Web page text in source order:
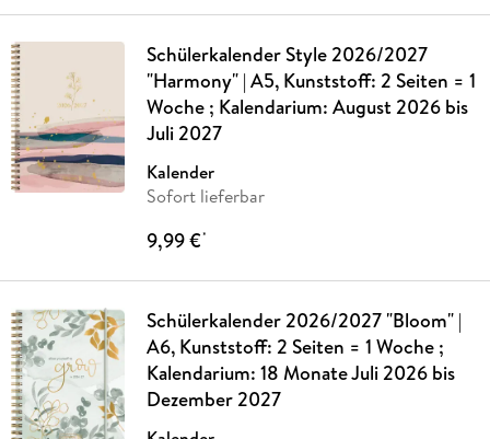
Schülerkalender Style 2026/2027
"Harmony" | A5, Kunststoff: 2 Seiten = 1
Woche ; Kalendarium: August 2026 bis
Juli 2027
Kalender
Sofort lieferbar
9,99 €*
Schülerkalender 2026/2027 "Bloom" |
A6, Kunststoff: 2 Seiten = 1 Woche ;
Kalendarium: 18 Monate Juli 2026 bis
Dezember 2027